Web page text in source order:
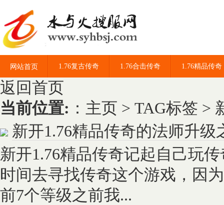
网站首页 1.76复古传奇 1.76合击传奇 1.76精品传奇
返回首页
当前位置: ： 主页 > TAG标签 >
新开1.76精品传奇的法师升级
新开1.76精品传奇记起自己玩
时间去寻找传奇这个游戏，因
前7个等级之前我...